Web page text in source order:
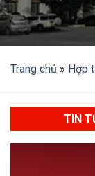
Trang chủ » Hợp
TIN